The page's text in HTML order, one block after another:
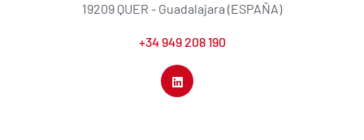
19209 QUER - Guadalajara (ESPAÑA)
+34 949 208 190